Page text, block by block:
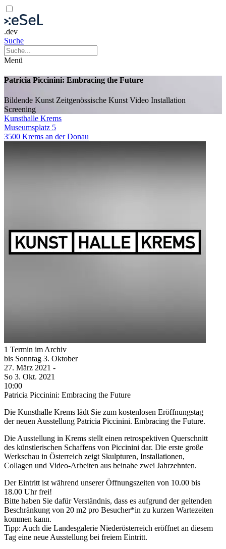
.dev
Suche
Menü
Patricia Piccinini: Embracing the Future
Bildende Kunst Zeitgenössische Kunst Video Installation
Screening
Kunsthalle Krems
Museumsplatz 5
3500 Krems an der Donau
1 Termin im Archiv
bis Sonntag 3. Oktober
27. März 2021 -
So 3. Okt. 2021
10:00
Patricia Piccinini: Embracing the Future
Die Kunsthalle Krems lädt Sie zum kostenlosen Eröffnungstag
der neuen Ausstellung Patricia Piccinini. Embracing the Future.
Die Ausstellung in Krems stellt einen retrospektiven Querschnitt
des künstlerischen Schaffens von Piccinini dar. Die erste große
Werkschau in Österreich zeigt Skulpturen, Installationen,
Collagen und Video-Arbeiten aus beinahe zwei Jahrzehnten.
Der Eintritt ist während unserer Öffnungszeiten von 10.00 bis
18.00 Uhr frei!
Bitte haben Sie dafür Verständnis, dass es aufgrund der geltenden
Beschränkung von 20 m2 pro Besucher*in zu kurzen Wartezeiten
kommen kann.
Tipp: Auch die Landesgalerie Niederösterreich eröffnet an diesem
Tag eine neue Ausstellung bei freiem Eintritt.